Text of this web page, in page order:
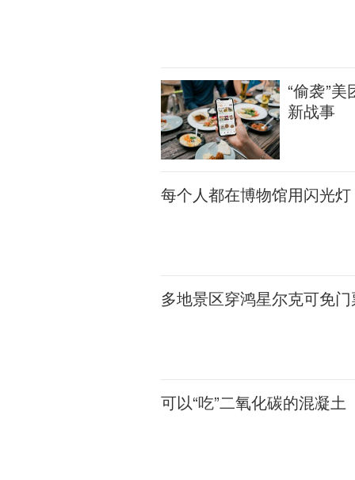
“偷袭”
新战事
每个人都在博物馆用闪光
多地景区穿鸿星尔克可免
可以“吃”二氧化碳的混凝土